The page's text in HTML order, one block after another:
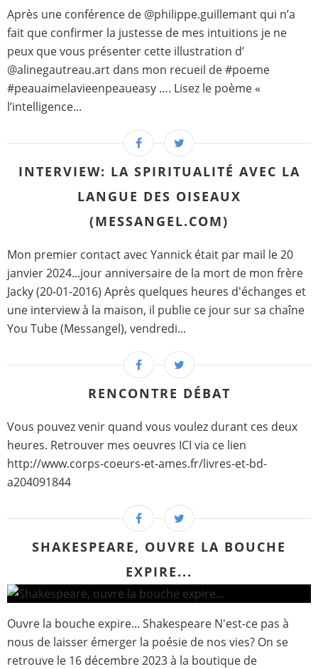
Après une conférence de @philippe.guillemant qui n’a
fait que confirmer la justesse de mes intuitions je ne
peux que vous présenter cette illustration d’
@alinegautreau.art dans mon recueil de #poeme
#peauaimelavieenpeaueasy …. Lisez le poème «
l’intelligence...
INTERVIEW: LA SPIRITUALITÉ AVEC LA
LANGUE DES OISEAUX
(MESSANGEL.COM)
Mon premier contact avec Yannick était par mail le 20
janvier 2024...jour anniversaire de la mort de mon frère
Jacky (20-01-2016) Après quelques heures d'échanges et
une interview à la maison, il publie ce jour sur sa chaîne
You Tube (Messangel), vendredi...
RENCONTRE DÉBAT
Vous pouvez venir quand vous voulez durant ces deux
heures. Retrouver mes oeuvres ICI via ce lien
http://www.corps-coeurs-et-ames.fr/livres-et-bd-
a204091844
SHAKESPEARE, OUVRE LA BOUCHE
EXPIRE...
Ouvre la bouche expire... Shakespeare N'est-ce pas à
nous de laisser émerger la poésie de nos vies? On se
retrouve le 16 décembre 2023 à la boutique de